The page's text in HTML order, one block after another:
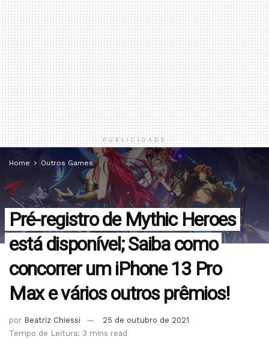
PUBLICIDADE
Home Outros Games
Pré-registro de Mythic Heroes
está disponível; Saiba como
concorrer um iPhone 13 Pro
Max e vários outros prêmios!
por Beatriz Chiessi
25 de outubro de 2021
Tempo de Leitura: 3 mins read